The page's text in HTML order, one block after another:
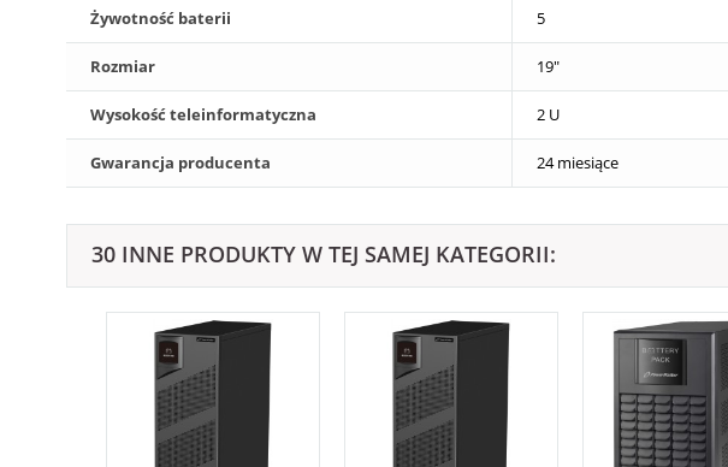
Żywotność baterii 5
Rozmiar 19"
Wysokość teleinformatyczna 2 U
Gwarancja producenta 24 miesiące
30 INNE PRODUKTY W TEJ SAMEJ KATEGORII: